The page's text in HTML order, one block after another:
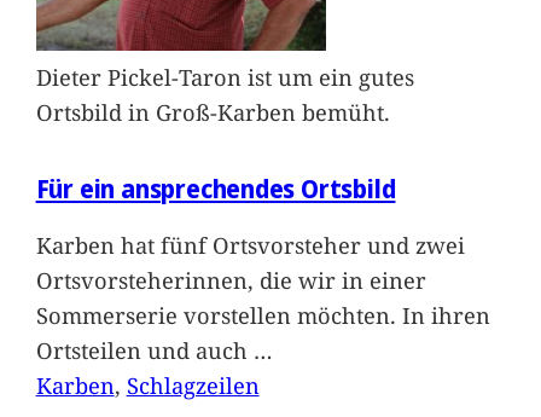
Dieter Pickel-Taron ist um ein gutes
Ortsbild in Groß-Karben bemüht.
Für ein ansprechendes Ortsbild
Karben hat fünf Ortsvorsteher und zwei
Ortsvorsteherinnen, die wir in einer
Sommerserie vorstellen möchten. In ihren
Ortsteilen und auch …
Karben, Schlagzeilen